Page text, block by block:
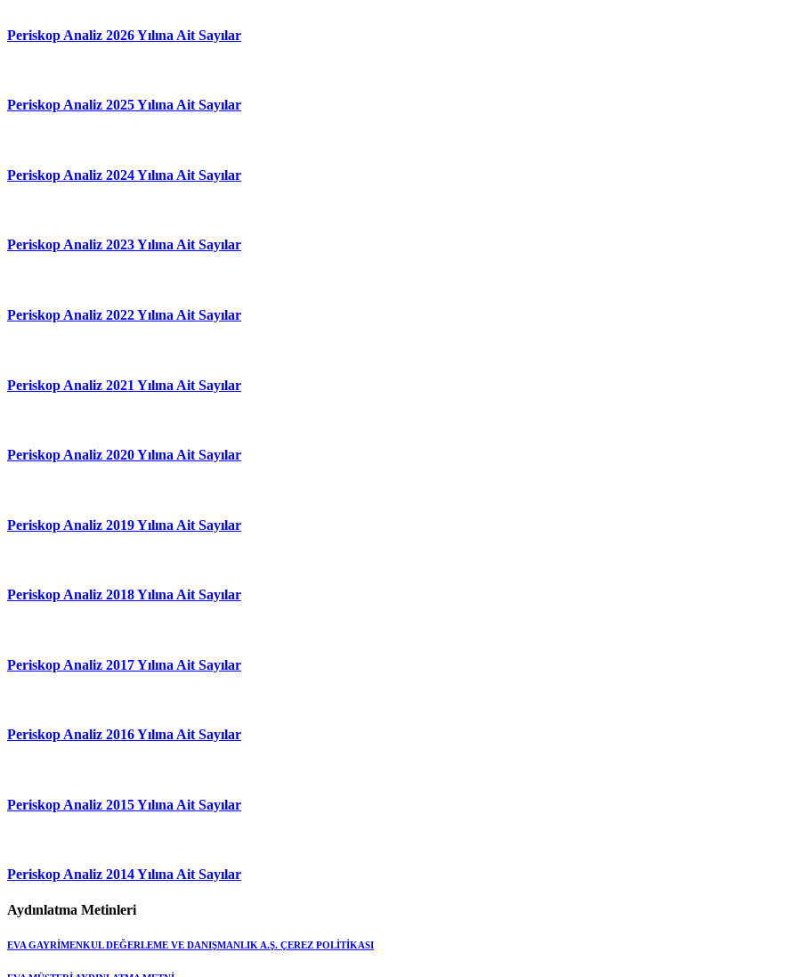
Periskop Analiz 2026 Yılına Ait Sayılar
Periskop Analiz 2025 Yılına Ait Sayılar
Periskop Analiz 2024 Yılına Ait Sayılar
Periskop Analiz 2023 Yılına Ait Sayılar
Periskop Analiz 2022 Yılına Ait Sayılar
Periskop Analiz 2021 Yılına Ait Sayılar
Periskop Analiz 2020 Yılına Ait Sayılar
Periskop Analiz 2019 Yılına Ait Sayılar
Periskop Analiz 2018 Yılına Ait Sayılar
Periskop Analiz 2017 Yılına Ait Sayılar
Periskop Analiz 2016 Yılına Ait Sayılar
Periskop Analiz 2015 Yılına Ait Sayılar
Periskop Analiz 2014 Yılına Ait Sayılar
Aydınlatma Metinleri
EVA GAYRİMENKUL DEĞERLEME VE DANIŞMANLIK A.Ş. ÇEREZ POLİTİKASI